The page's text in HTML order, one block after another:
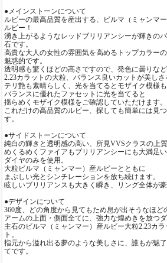
●メインストーンについて
ルビーの最高品質を産出する、ビルマ（ミャンマ
ルビー！
湧き上がるようなレッドブリリアンシーが輝きの
石です。
高貴な大人の女性の雰囲気を高めるトップカラー
魅惑的です。
透明感も驚くほどの高さですので、発色に曇りなど
2.23カラットの大粒、バランス良いカットが美しさ
テリ艶も素晴らしく、光を当てるとモザイク模様も
バランスに優れたファセットに光を当てると
揺らめくモザイク模様をご確認していただけます。
これだけの高品質のルビー、探しても簡単には見
す。
●サイドストーンについて
純白の輝きと透明感の高い、所見VVSクラスの上
めくるめくファイアもブリリアンシーにも大満足
ダイヤのみを使用。
大粒ビルマ（ミャンマー）産ルビーとともに
まぶしい光とシンチレーションを放ち続けます。
眩しいブリリアンスも大きく瞬き、リング全体が豪
●デザインについて
360度、どの角度から見てもため息が出そうなほど
アームの上面・側面全てに、強力な煌めきを放つ
主石のビルマ（ミャンマー）産ルビー大粒2.23カ
ト。
指元から溢れ出る夢のような美しさに、誰もが魅
てです。